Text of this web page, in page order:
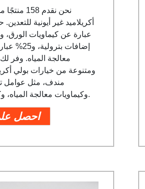
نحن نقدم
إضافات
معالجة المياه. وفر
ومتنوعة من خيارات بولي
مندف، مثل عوامل
وكيماويات معالجة المياه، وكيماويات الورق.
احصل